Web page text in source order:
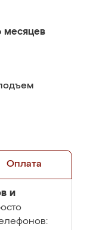
месяцев
Оплата
и